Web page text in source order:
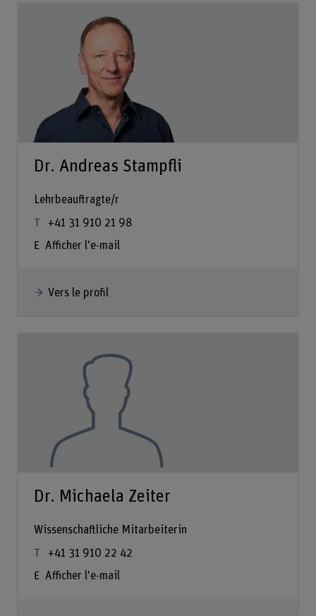
Dr. Andreas Stampfli
Lehrbeauftragte/r
+41 31 910 21 98
Afficher l'e-mail
Vers le profil
Dr. Michaela Zeiter
Wissenschaftliche Mitarbeiterin
+41 31 910 22 42
Afficher l'e-mail